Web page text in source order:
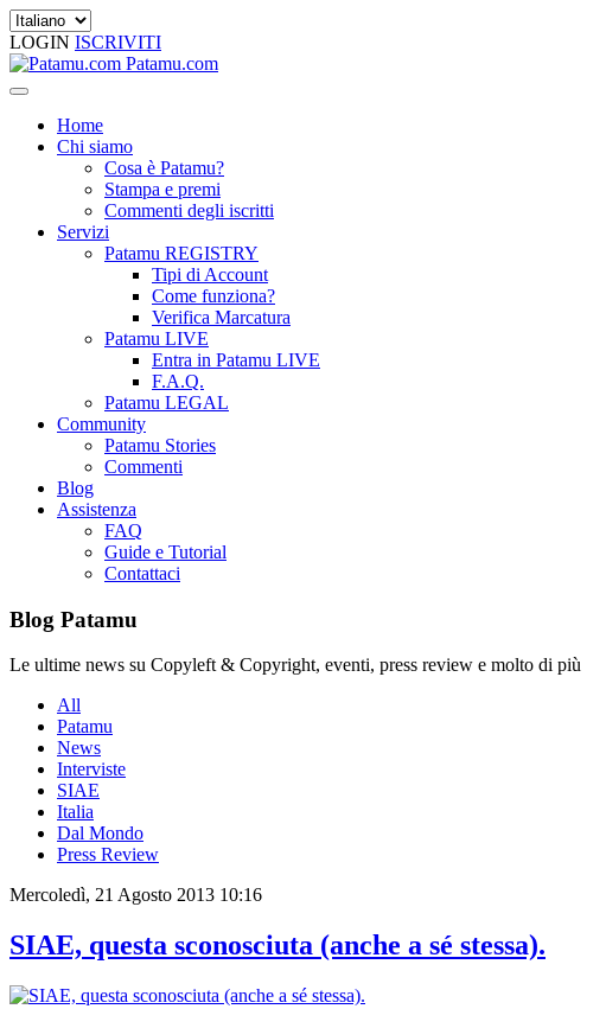
LOGIN ISCRIVITI
Patamu.com
Home
Chi siamo
Cosa è Patamu?
Stampa e premi
Commenti degli iscritti
Servizi
Patamu REGISTRY
Tipi di Account
Come funziona?
Verifica Marcatura
Patamu LIVE
Entra in Patamu LIVE
F.A.Q.
Patamu LEGAL
Community
Patamu Stories
Commenti
Blog
Assistenza
FAQ
Guide e Tutorial
Contattaci
Blog Patamu
Le ultime news su Copyleft & Copyright, eventi, press review e molto di più
All
Patamu
News
Interviste
SIAE
Italia
Dal Mondo
Press Review
Mercoledì, 21 Agosto 2013 10:16
SIAE, questa sconosciuta (anche a sé stessa).